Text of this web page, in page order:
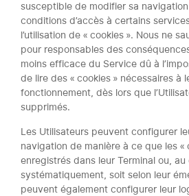
susceptible de modifier sa
conditions d’accès à certains
l’utilisation de « cookies ». Nous ne
pour responsables des
moins efficace du Service dû à
de lire des « cookies » nécessaires à
fonctionnement, dès lors que
supprimés.
Les Utilisateurs peuvent configurer
navigation de manière à ce que les «
enregistrés dans leur Terminal ou,
systématiquement, soit selon leur
peuvent également configurer leur